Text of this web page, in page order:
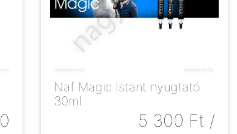
Naf Magic Istant nyugtató
30ml
5 300 Ft /